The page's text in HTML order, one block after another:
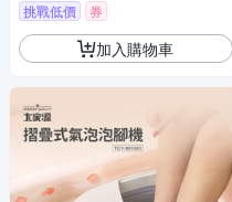
挑戰低價 券
加入購物車